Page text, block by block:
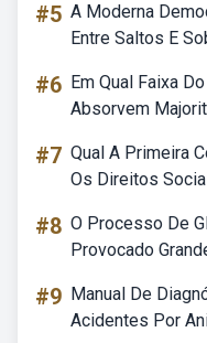
#5 A Moderna
Entre Saltos E
#6 Em Qual Faixa
Absorvem
#7 Qual A Primeira
Os Direitos
#8 O Processo De
Provocado
#9 Manual De
Acidentes Por